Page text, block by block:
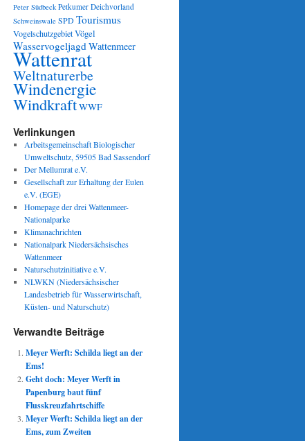
Peter Südbeck Petkumer Deichvorland
Schweinswale SPDTourismus
VogelschutzgebietVögel
WasservogeljagdWattenmeer
Wattenrat
Weltnaturerbe
Windenergie
WindkraftWWF
Verlinkungen
Arbeitsgemeinschaft Biologischer
Umweltschutz, 59505 Bad Sassendorf
Der Mellumrat e.V.
Gesellschaft zur Erhaltung der Eulen
e.V. (EGE)
Homepage der drei Wattenmeer-
Nationalparke
Klimanachrichten
Nationalpark Niedersächsisches
Wattenmeer
Naturschutzinitiative e.V.
NLWKN (Niedersächsischer
Landesbetrieb für Wasserwirtschaft,
Küsten- und Naturschutz)
Verwandte Beiträge
Meyer Werft: Schilda liegt an der
Ems!
Geht doch: Meyer Werft in
Papenburg baut fünf
Flusskreuzfahrtschiffe
Meyer Werft: Schilda liegt an der
Ems, zum Zweiten